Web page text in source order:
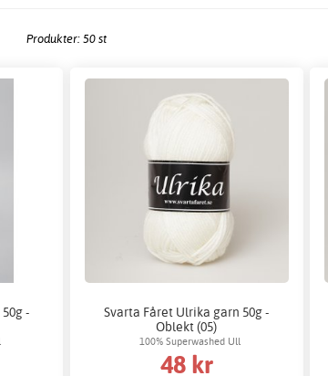
Produkter: 50 st
-
Svarta Fåret Ulrika garn 50g -
Oblekt (05)
100% Superwashed Ull
48 kr